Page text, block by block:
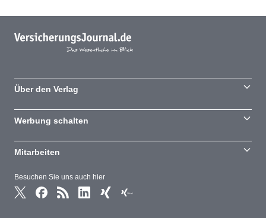
Besuchen Sie uns auch hier
Über den Verlag
Werbung schalten
Mitarbeiten